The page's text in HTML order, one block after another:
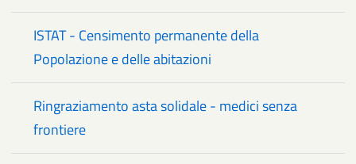
ISTAT - Censimento permanente della
Popolazione e delle abitazioni
Ringraziamento asta solidale - medici senza
frontiere